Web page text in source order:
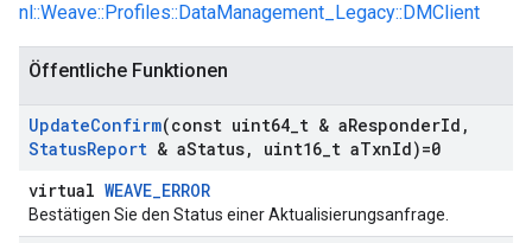
nl::Weave::Profiles::DataManagement_Legacy::DMClient
Öffentliche Funktionen
UpdateConfirm(const uint64 t & aResponderId ,
StatusReport & aStatus, uint16 t aTxnId)=0
virtual WEAVE_ERROR
Bestätigen Sie den Status einer Aktualisierungsanfrage.